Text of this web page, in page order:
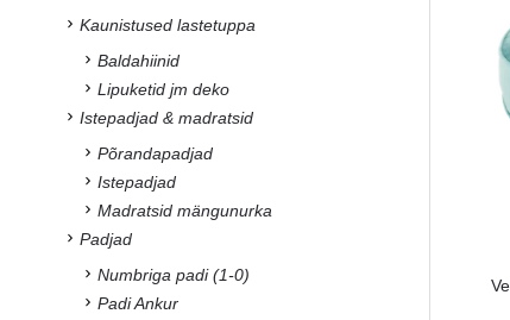
Kaunistused lastetuppa
Baldahiinid
Lipuketid jm deko
Istepadjad & madratsid
Põrandapadjad
Istepadjad
Madratsid mängunurka
Padjad
Numbriga padi (1-0)
Padi Ankur